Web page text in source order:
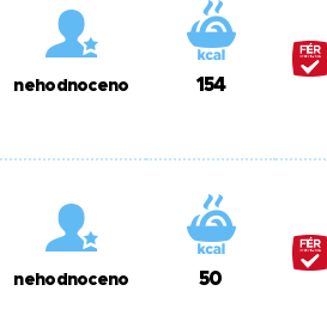
nehodnoceno 154
nehodnoceno 50